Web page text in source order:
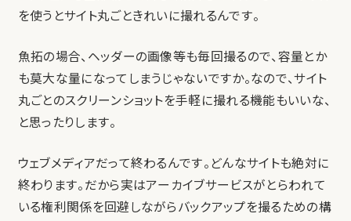
を使うとサイト丸ごときれいに撮れるんです。
魚拓の場合、ヘッダーの画像等も毎回撮るので、容量とか
も莫大な量になってしまうじゃないですか。なので、サイト
丸ごとのスクリーンショットを手軽に撮れる機能もいいな、
と思ったりします。
ウェブメディアだって終わるんです。どんなサイトも絶対に
終わります。だから実はアーカイブサービスがとらわれて
いる権利関係を回避しながらバックアップを撮るための構